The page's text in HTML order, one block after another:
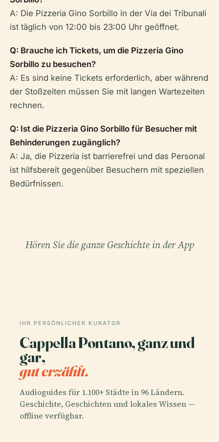
A: Die Pizzeria Gino Sorbillo in der Via dei Tribunali
ist täglich von 12:00 bis 23:00 Uhr geöffnet.
Q: Brauche ich Tickets, um die Pizzeria Gino
Sorbillo zu besuchen?
A: Es sind keine Tickets erforderlich, aber während
der Stoßzeiten müssen Sie mit langen Wartezeiten
rechnen.
Q: Ist die Pizzeria Gino Sorbillo für Besucher mit
Behinderungen zugänglich?
A: Ja, die Pizzeria ist barrierefrei und das Personal
ist hilfsbereit gegenüber Besuchern mit speziellen
Bedürfnissen.
Hören Sie die ganze Geschichte in der App
IHR PERSÖNLICHER KURATOR
Cappella Pontano, ganz und
gar,
gut erzählt.
Audioguides für 1.100+ Städte in 96 Ländern.
Geschichte, Geschichten und lokales Wissen —
offline verfügbar.